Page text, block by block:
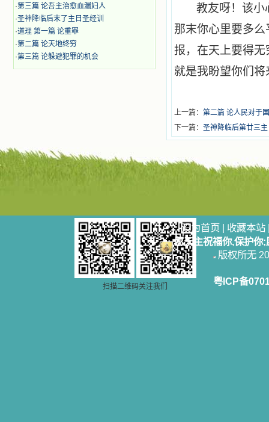
·第三篇 论吾主治愈血漏妇人
·圣神降临后末了主日圣经训
·道理 第一篇 论重罪
·第二篇 论天地终穷
·第三篇 论躲避犯罪的机会
教友呀！该小
那末你心里要多
报，在天上要得无
就是我盼望你们
上一篇： 第二篇 论人民对于
下一篇： 圣神降临后第廿三
扫描二维码关注我们
设为首页 | 收藏本站
愿天主祝福你,保护你
版权所无
粤ICP备